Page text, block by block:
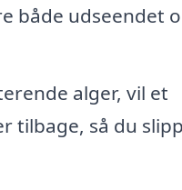
både udseendet
alger, vil et
tilbage, så du